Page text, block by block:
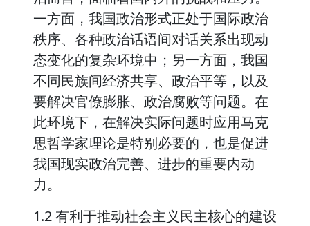
一方面，我国政治形式正处于国际政治
秩序、各种政治话语间对话关系出现动
态变化的复杂环境中；另一方面，我国
不同民族间经济共享、政治平等，以及
要解决官僚膨胀、政治腐败等问题。在
此环境下，在解决实际问题时应用马克
思哲学家理论是特别必要的，也是促进
我国现实政治完善、进步的重要内动
力。
1.2 有利于推动社会主义民主核心的建设